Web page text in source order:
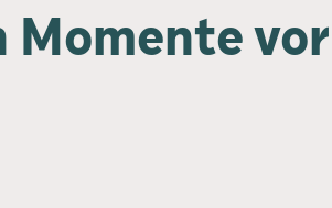
Momente vor